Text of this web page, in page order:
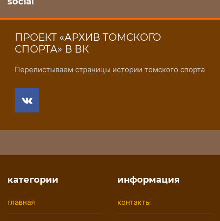
ПРОЕКТ «АРХИВ ТОМСКОГО
СПОРТА» В ВК
Перелистываем страницы истории томского спорта
категории
главная
информация
контакты